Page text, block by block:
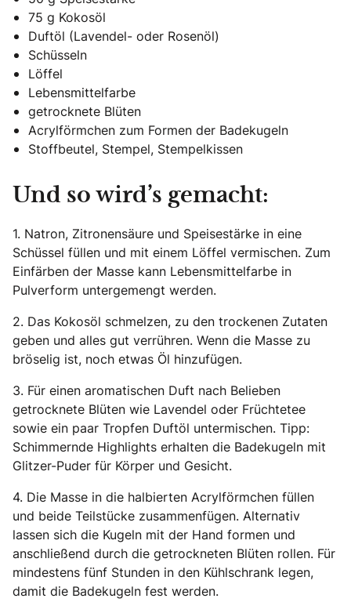
75 g Kokosöl
Duftöl (Lavendel- oder Rosenöl)
Schüsseln
Löffel
Lebensmittelfarbe
getrocknete Blüten
Acrylförmchen zum Formen der Badekugeln
Stoffbeutel, Stempel, Stempelkissen
Und so wird’s gemacht:
1. Natron, Zitronensäure und Speisestärke in eine
Schüssel füllen und mit einem Löffel vermischen. Zum
Einfärben der Masse kann Lebensmittelfarbe in
Pulverform untergemengt werden.
2. Das Kokosöl schmelzen, zu den trockenen Zutaten
geben und alles gut verrühren. Wenn die Masse zu
bröselig ist, noch etwas Öl hinzufügen.
3. Für einen aromatischen Duft nach Belieben
getrocknete Blüten wie Lavendel oder Früchtetee
sowie ein paar Tropfen Duftöl untermischen. Tipp:
Schimmernde Highlights erhalten die Badekugeln mit
Glitzer-Puder für Körper und Gesicht.
4. Die Masse in die halbierten Acrylförmchen füllen
und beide Teilstücke zusammenfügen. Alternativ
lassen sich die Kugeln mit der Hand formen und
anschließend durch die getrockneten Blüten rollen. Für
mindestens fünf Stunden in den Kühlschrank legen,
damit die Badekugeln fest werden.